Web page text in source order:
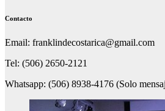
Contacto
Email: franklindecostarica@gmail.com
Tel: (506) 2650-2121
Whatsapp: (506) 8938-4176 (Solo